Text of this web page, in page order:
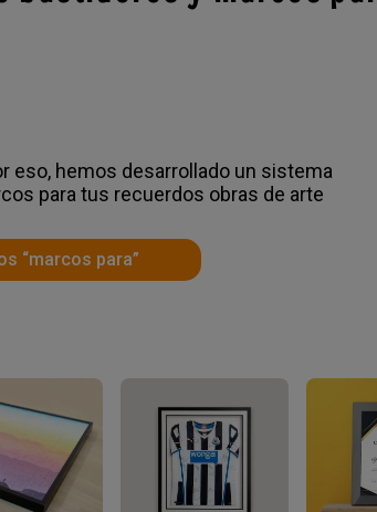
eso, hemos desarrollado un sistema
para tus recuerdos obras de arte
“marcos para”